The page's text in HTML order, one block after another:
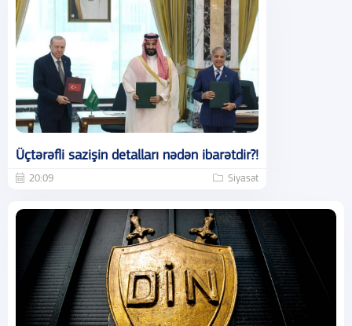
Üçtərəfli sazişin detalları nədən ibarətdir?!
20:09 Siyasət